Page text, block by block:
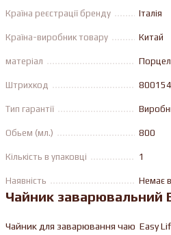
Країна реєстрації бренду Італія
Країна-виробник товару Китай
матеріал
Штрихкод
Тип гарантії
Обьем (мл.) 800
Кількість в упаковці 1
Наявність Немає
Чайник заварювальний
Чайник для заварювання чаю Easy